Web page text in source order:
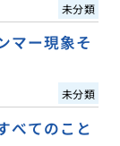
未分類
マー現象そ
未分類
べてのこと